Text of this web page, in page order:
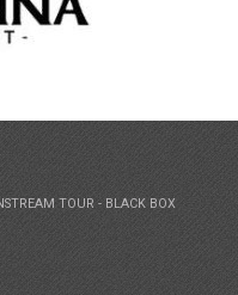
TOUR - BLACK BOX